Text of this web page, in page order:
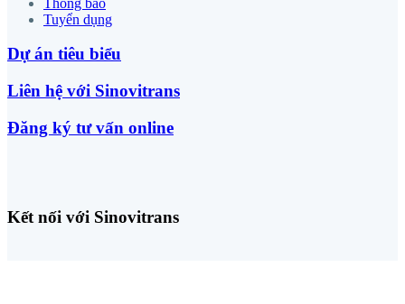
Tuyển dụng
Dự án tiêu biểu
Liên hệ với Sinovitrans
Đăng ký tư vấn online
Kết nối với Sinovitrans